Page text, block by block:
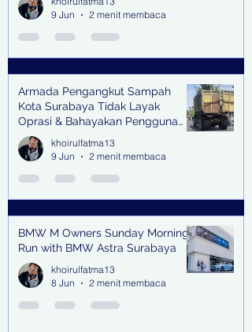
9 Jun
2 menit membaca
Armada Pengangkut Sampah
Kota Surabaya Tidak Layak
Oprasi & Bahayakan Pengguna
Jalan
khoirulfatma13
9 Jun
2 menit membaca
BMW M Owners Sunday Morning
Run with BMW Astra Surabaya
khoirulfatma13
8 Jun
2 menit membaca